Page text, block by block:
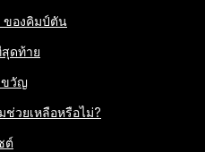
ของคิมป์ตัน
ดท้าย
ขวัญ
ช่วยเหลือหรือไม่?
ต์